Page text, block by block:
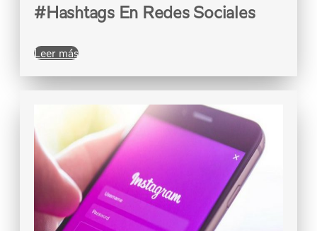
#Hashtags En Redes Sociales
Leer más